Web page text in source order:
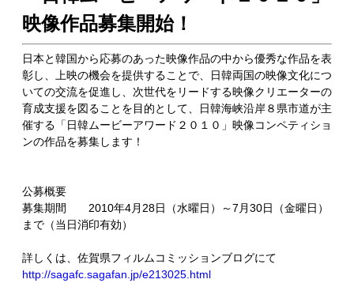
映像作品募集開始！
日本と韓国から応募のあった映像作品の中から優秀な作品を表
彰し、上映の機会を提供することで、日韓両国の映像文化につ
いての交流を促進し、次世代をリードする映像クリエーターの
育成支援を図ることを目的として、日韓海峡沿岸８県市道が主
催する「日韓ムービーアワード２０１０」映像コンペティショ
ンの作品を募集します！
公募概要
募集期間 2010年4月28日（水曜日）～7月30日（金曜日）
まで（当日消印有効）
詳しくは、佐賀県フィルムコミッションブログにて
http://sagafc.sagafan.jp/e213025.html